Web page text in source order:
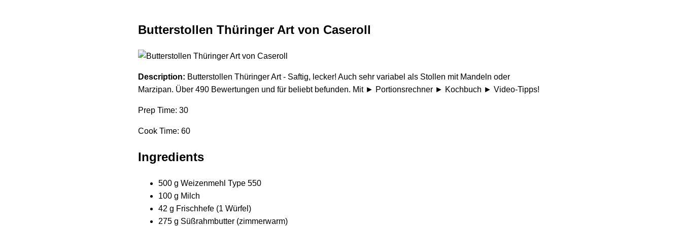
Butterstollen Thüringer Art von Caseroll
Description: Butterstollen Thüringer Art - Saftig, lecker! Auch sehr variabel als Stollen mit Mandeln oder
Marzipan. Über 490 Bewertungen und für beliebt befunden. Mit ► Portionsrechner ► Kochbuch ► Video-Tipps!
Prep Time: 30
Cook Time: 60
Ingredients
500 g Weizenmehl Type 550
100 g Milch
42 g Frischhefe (1 Würfel)
275 g Süßrahmbutter (zimmerwarm)